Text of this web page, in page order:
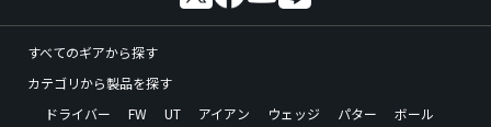
すべてのギアから探す
カテゴリから製品を探す
ドライバー
FW UT アイアン ウェッジ パター
ボール